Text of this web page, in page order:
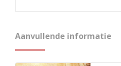
Aanvullende informatie